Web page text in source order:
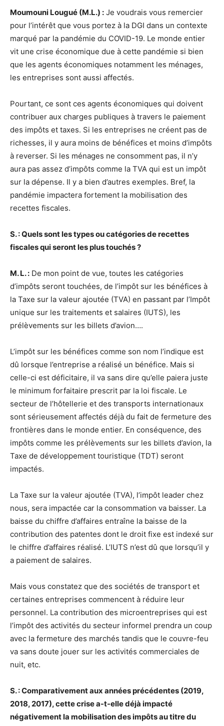
Moumouni Lougué (M.L.) : Je voudrais vous remercier
pour l’intérêt que vous portez à la DGI dans un contexte
marqué par la pandémie du COVID-19. Le monde entier
vit une crise économique due à cette pandémie si bien
que les agents économiques notamment les ménages,
les entreprises sont aussi affectés.
Pourtant, ce sont ces agents économiques qui doivent
contribuer aux charges publiques à travers le paiement
des impôts et taxes. Si les entreprises ne créent pas de
richesses, il y aura moins de bénéfices et moins d’impôts
à reverser. Si les ménages ne consomment pas, il n’y
aura pas assez d’impôts comme la TVA qui est un impôt
sur la dépense. Il y a bien d’autres exemples. Bref, la
pandémie impactera fortement la mobilisation des
recettes fiscales.
S. : Quels sont les types ou catégories de recettes
fiscales qui seront les plus touchés ?
M. L. : De mon point de vue, toutes les catégories
d’impôts seront touchées, de l’impôt sur les bénéfices à
la Taxe sur la valeur ajoutée (TVA) en passant par l’Impôt
unique sur les traitements et salaires (IUTS), les
prélèvements sur les billets d’avion….
L’impôt sur les bénéfices comme son nom l’indique est
dû lorsque l’entreprise a réalisé un bénéfice. Mais si
celle-ci est déficitaire, il va sans dire qu’elle paiera juste
le minimum forfaitaire prescrit par la loi fiscale. Le
secteur de l’hôtellerie et des transports internationaux
sont sérieusement affectés déjà du fait de fermeture des
frontières dans le monde entier. En conséquence, des
impôts comme les prélèvements sur les billets d’avion, la
Taxe de développement touristique (TDT) seront
impactés.
La Taxe sur la valeur ajoutée (TVA), l’impôt leader chez
nous, sera impactée car la consommation va baisser. La
baisse du chiffre d’affaires entraîne la baisse de la
contribution des patentes dont le droit fixe est indexé sur
le chiffre d’affaires réalisé. L’IUTS n’est dû que lorsqu’il y
a paiement de salaires.
Mais vous constatez que des sociétés de transport et
certaines entreprises commencent à réduire leur
personnel. La contribution des microentreprises qui est
l’impôt des activités du secteur informel prendra un coup
avec la fermeture des marchés tandis que le couvre-feu
va sans doute jouer sur les activités commerciales de
nuit, etc.
S. : Comparativement aux années précédentes (2019,
2018, 2017), cette crise a-t-elle déjà impacté
négativement la mobilisation des impôts au titre du